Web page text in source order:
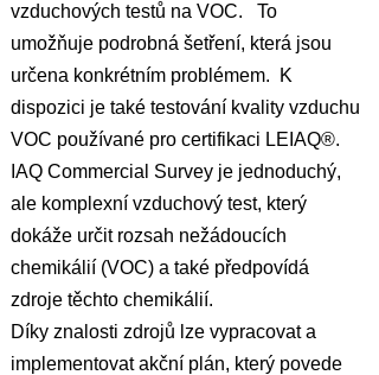
vzduchových testů na VOC. To
umožňuje podrobná šetření, která jsou
určena konkrétním problémem. K
dispozici je také testování kvality vzduchu
VOC používané pro certifikaci LEIAQ®.
IAQ Commercial Survey je jednoduchý,
ale komplexní vzduchový test, který
dokáže určit rozsah nežádoucích
chemikálií (VOC) a také předpovídá
zdroje těchto chemikálií.
Díky znalosti zdrojů lze vypracovat a
implementovat akční plán, který povede